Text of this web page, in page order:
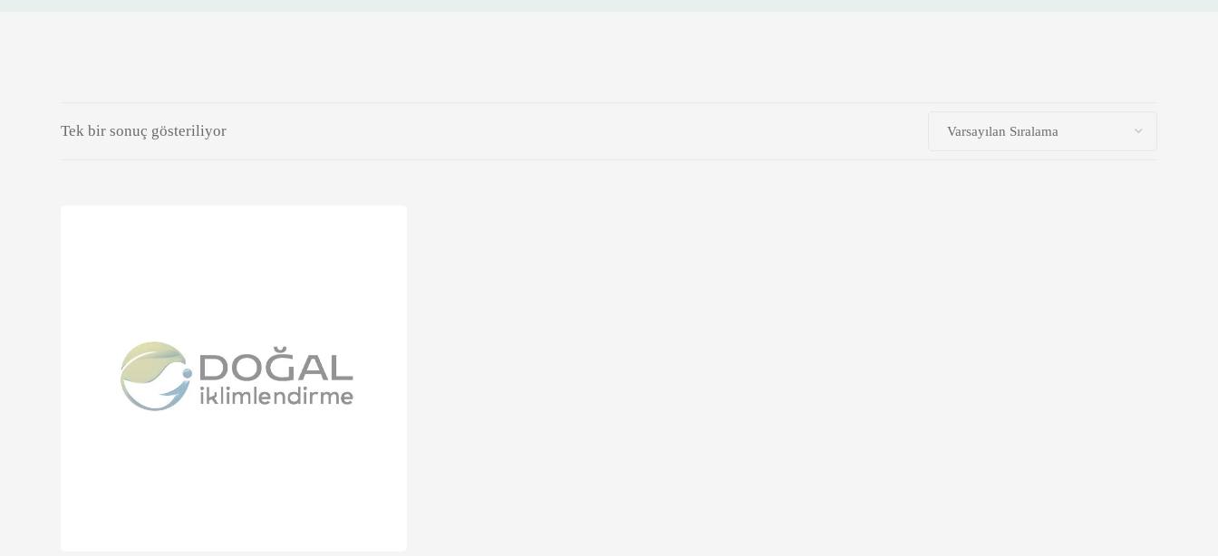
Tek bir sonuç gösteriliyor